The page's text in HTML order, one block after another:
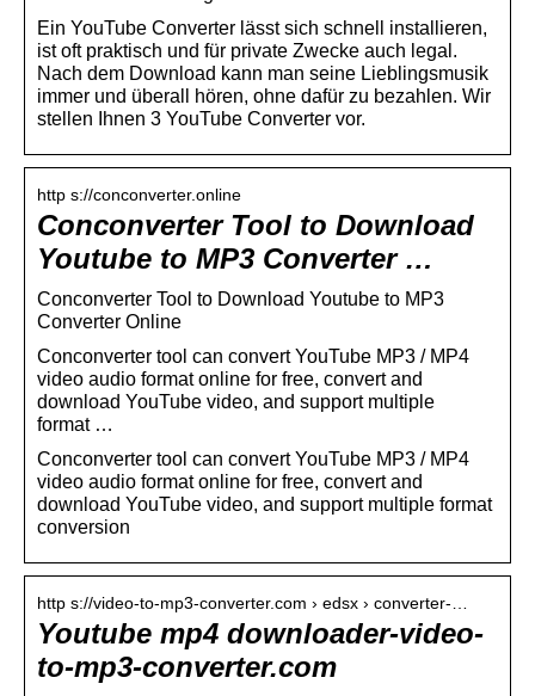
Ein YouTube Converter lässt sich schnell installieren,
ist oft praktisch und für private Zwecke auch legal.
Nach dem Download kann man seine Lieblingsmusik
immer und überall hören, ohne dafür zu bezahlen. Wir
stellen Ihnen 3 YouTube Converter vor.
http s://conconverter.online
Conconverter Tool to Download
Youtube to MP3 Converter …
Conconverter Tool to Download Youtube to MP3
Converter Online
Conconverter tool can convert YouTube MP3 / MP4
video audio format online for free, convert and
download YouTube video, and support multiple
format …
Conconverter tool can convert YouTube MP3 / MP4
video audio format online for free, convert and
download YouTube video, and support multiple format
conversion
http s://video-to-mp3-converter.com › edsx › converter-…
Youtube mp4 downloader-video-
to-mp3-converter.com